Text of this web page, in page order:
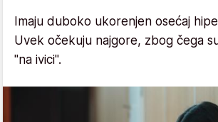
Imaju duboko ukorenjen osećaj
Uvek očekuju najgore, zbog čega
"na ivici".